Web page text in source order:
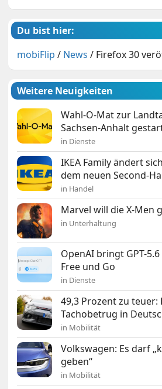
Du bist hier:
mobiFlip / News / Firefox 30
Weitere Neuigkeiten
Wahl-O-Mat zur
Sachsen-Anhalt
in Dienste
IKEA Family ändert
dem neuen Second-
in Handel
Marvel will die X-Men
in Unterhaltung
OpenAI bringt GPT-
Free und Go
in Dienste
49,3 Prozent zu teuer:
Tachobetrug in
in Mobilität
Volkswagen: Es darf
geben“
in Mobilität